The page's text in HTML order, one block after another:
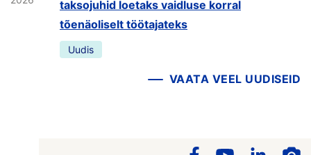
taksojuhid loetaks vaidluse korral
tõenäoliselt töötajateks
Uudis
VAATA VEEL UUDISEID